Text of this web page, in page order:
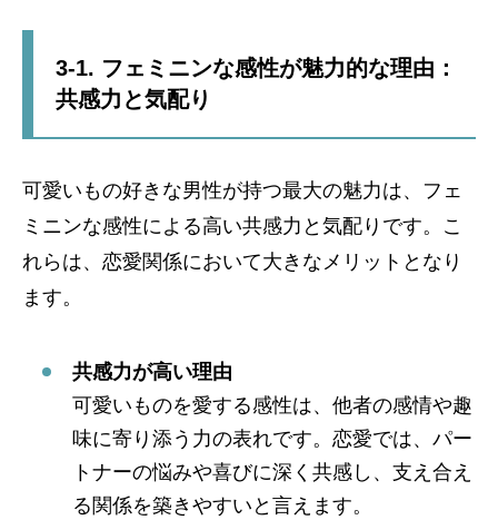
3-1. フェミニンな感性が魅力的な理由：
共感力と気配り
可愛いもの好きな男性が持つ最大の魅力は、フェ
ミニンな感性による高い共感力と気配りです。こ
れらは、恋愛関係において大きなメリットとなり
ます。
共感力が高い理由
可愛いものを愛する感性は、他者の感情や趣
味に寄り添う力の表れです。恋愛では、パー
トナーの悩みや喜びに深く共感し、支え合え
る関係を築きやすいと言えます。